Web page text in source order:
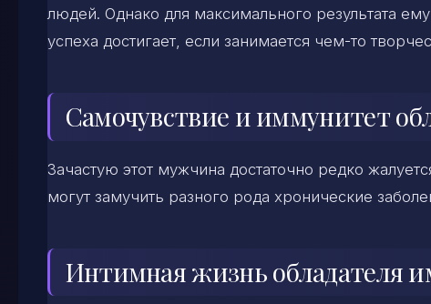
людей. Однако для максимального результата
успеха достигает, если занимается чем-то
Самочувствие и иммунитет
Зачастую этот мужчина достаточно редко
могут замучить разного рода хронические
Интимная жизнь обладателя